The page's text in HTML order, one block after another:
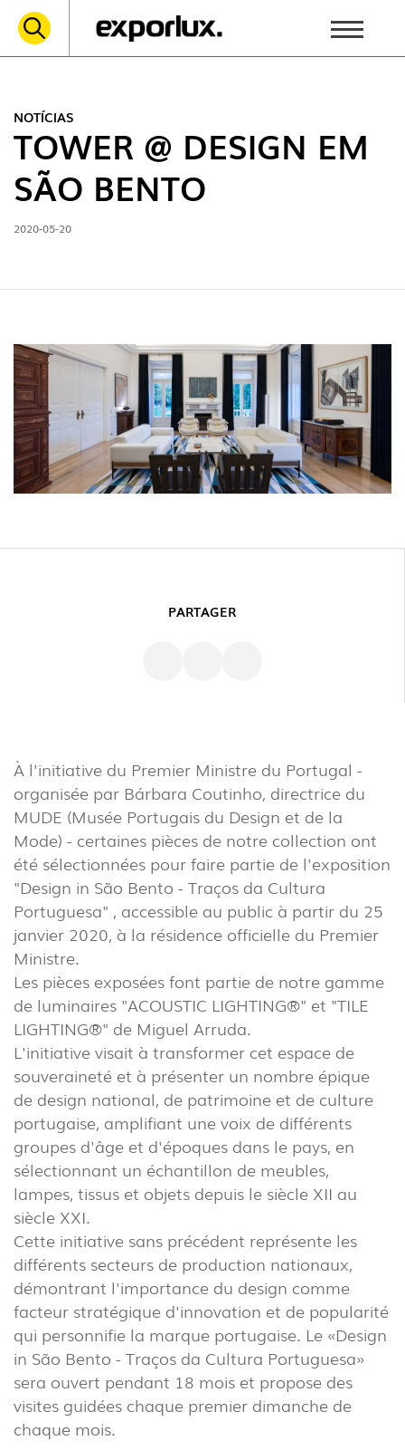
INTÉRIEUR (86)
EXTÉRIEUR (22)
INDUSTRIEL (7)
TÉLÉCHARGEMENTS
PROJECTS
INFORMATION LÉGALE
EXPORLUX
NOUVELLES
NOTÍCIAS
TOWER @ DESIGN EM
SÃO BENTO
2020-05-20
PARTAGER
À l'initiative du Premier Ministre du Portugal -
organisée par Bárbara Coutinho, directrice du
MUDE (Musée Portugais du Design et de la
Mode) - certaines pièces de notre collection ont
été sélectionnées pour faire partie de l'exposition
"Design in São Bento - Traços da Cultura
Portuguesa" , accessible au public à partir du 25
janvier 2020, à la résidence officielle du Premier
Ministre.
Les pièces exposées font partie de notre gamme
de luminaires "ACOUSTIC LIGHTING®" et "TILE
LIGHTING®" de Miguel Arruda.
L'initiative visait à transformer cet espace de
souveraineté et à présenter un nombre épique
de design national, de patrimoine et de culture
portugaise, amplifiant une voix de différents
groupes d'âge et d'époques dans le pays, en
sélectionnant un échantillon de meubles,
lampes, tissus et objets depuis le siècle XII au
siècle XXI.
Cette initiative sans précédent représente les
différents secteurs de production nationaux,
démontrant l'importance du design comme
facteur stratégique d'innovation et de popularité
qui personnifie la marque portugaise. Le «Design
in São Bento - Traços da Cultura Portuguesa»
sera ouvert pendant 18 mois et propose des
visites guidées chaque premier dimanche de
chaque mois.